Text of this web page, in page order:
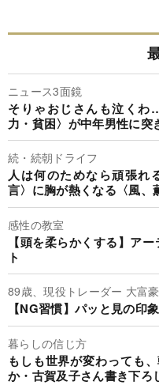
ニュース3面鏡
そりゃおじさんも泣く
力・貧困〉が中年男性に突
続・続朝ドライフ
人は何のためなら頑張
言〉に胸が熱くなる〈風、
感性の教室
【頭を柔らかくする】ア
ト
89歳、現役トレーダー 大富
【NG習慣】パッと見の印
暮らしの信じ方
もしも世界が変わっても
か・古賀及子さん書き下ろ